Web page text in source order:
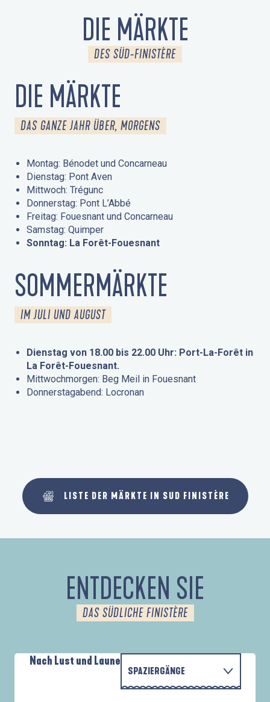
DIE MÄRKTE
DES SÜD-FINISTÈRE
DIE MÄRKTE
DAS GANZE JAHR ÜBER, MORGENS
Montag: Bénodet und Concarneau
Dienstag: Pont Aven
Mittwoch: Trégunc
Donnerstag: Pont L’Abbé
Freitag: Fouesnant und Concarneau
Samstag: Quimper
Sonntag: La Forêt-Fouesnant
SOMMERMÄRKTE
IM JULI UND AUGUST
Dienstag von 18.00 bis 22.00 Uhr: Port-La-Forêt in
La Forêt-Fouesnant.
Mittwochmorgen: Beg Meil in Fouesnant
Donnerstagabend: Locronan
LISTE DER MÄRKTE IN SUD FINISTÈRE
ENTDECKEN SIE
DAS SÜDLICHE FINISTÈRE
Nach Lust und Laune
SPAZIERGÄNGE